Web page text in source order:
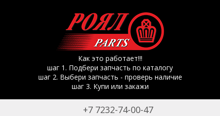
Как это работает!!!
шаг 1. Подбери запчасть по каталогу
шаг 2. Выбери запчасть - проверь наличие
шаг 3. Купи или закажи
+7 7232-74-00-47